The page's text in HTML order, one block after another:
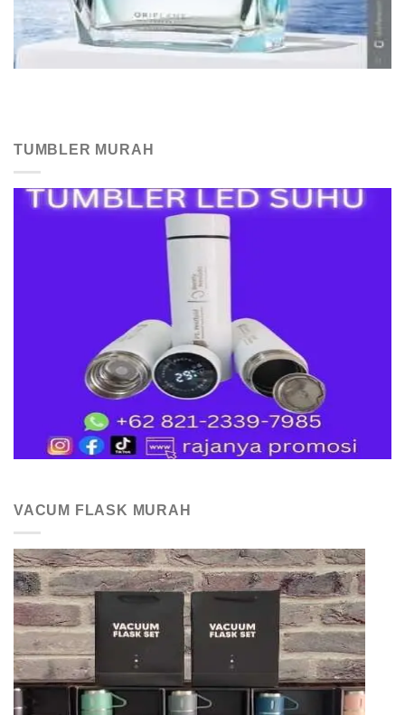
TUMBLER MURAH
VACUM FLASK MURAH